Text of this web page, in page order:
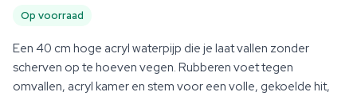
Op voorraad
Een 40 cm hoge acryl waterpijp die je laat vallen zonder
scherven op te hoeven vegen. Rubberen voet tegen
omvallen, acryl kamer en stem voor een volle, gekoelde hit,